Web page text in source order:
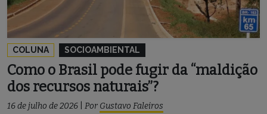
COLUNA SOCIOAMBIENTAL
Como o Brasil pode fugir da “maldição
dos recursos naturais”?
16 de julho de 2026 Por Gustavo Faleiros